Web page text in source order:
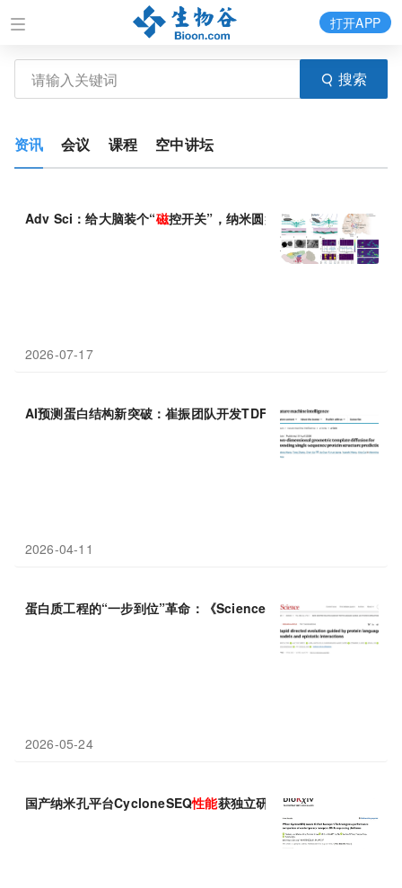
搜索
打开APP
资讯 会议 课程 空中讲坛
Adv Sci：给大脑装个“磁控开关”，纳米圆盘远程遥控帕金森小鼠
2026-07-17
AI预测蛋白结构新突破：崔振团队开发TDFold，性能更优、速度
2026-04-11
蛋白质工程的“一步到位”革命：《Science》实现百倍性能跃升
2026-05-24
国产纳米孔平台CycloneSEQ性能获独立研究验证：与ONT相比